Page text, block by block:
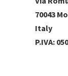
70043
Italy
P.IVA: